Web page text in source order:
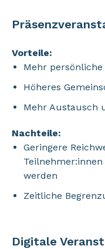
Vorteile:
Mehr
Höheres
Mehr Austausch
Nachteile:
Geringere
werden
Zeitliche
Digitale